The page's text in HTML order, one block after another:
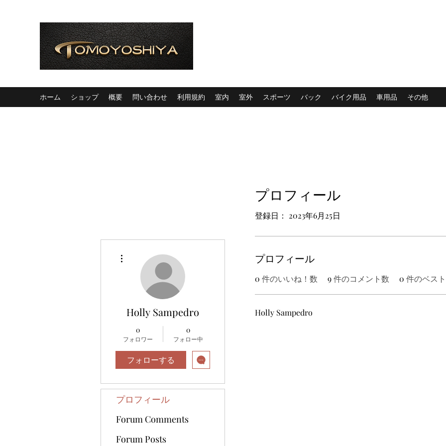
ホーム ショップ 概要 問い合わせ 利用規約 室内 室外 スポーツ バック バイク用品 車用品 その他
プロフィール
登録日： 2023年6月25日
プロフィール
0 件のいいね！数 9件のコメント数 0 件のベス
Holly Sampedro
Holly Sampedro
0
フォロワー
0
フォロー中
フォローする
プロフィール
Forum Comments
Forum Posts